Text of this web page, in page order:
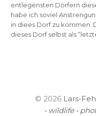
entlegensten Dörfern
habe ich soviel
in diees Dorf zu kommen.
dieses Dorf selbst als
© 2026 Lars-
• wildlife •